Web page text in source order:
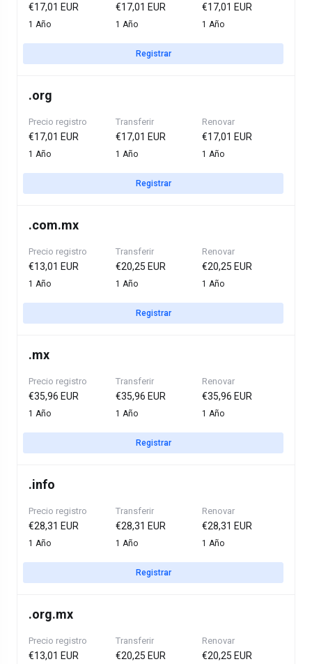
€17,01 EUR
1 Año
€17,01 EUR
1 Año
€17,01 EUR
1 Año
Registrar
.org
Precio registro
€17,01 EUR
1 Año
Transferir
€17,01 EUR
1 Año
Renovar
€17,01 EUR
1 Año
Registrar
.com.mx
Precio registro
€13,01 EUR
1 Año
Transferir
€20,25 EUR
1 Año
Renovar
€20,25 EUR
1 Año
Registrar
.mx
Precio registro
€35,96 EUR
1 Año
Transferir
€35,96 EUR
1 Año
Renovar
€35,96 EUR
1 Año
Registrar
.info
Precio registro
€28,31 EUR
1 Año
Transferir
€28,31 EUR
1 Año
Renovar
€28,31 EUR
1 Año
Registrar
.org.mx
Precio registro
€13,01 EUR
Transferir
€20,25 EUR
Renovar
€20,25 EUR